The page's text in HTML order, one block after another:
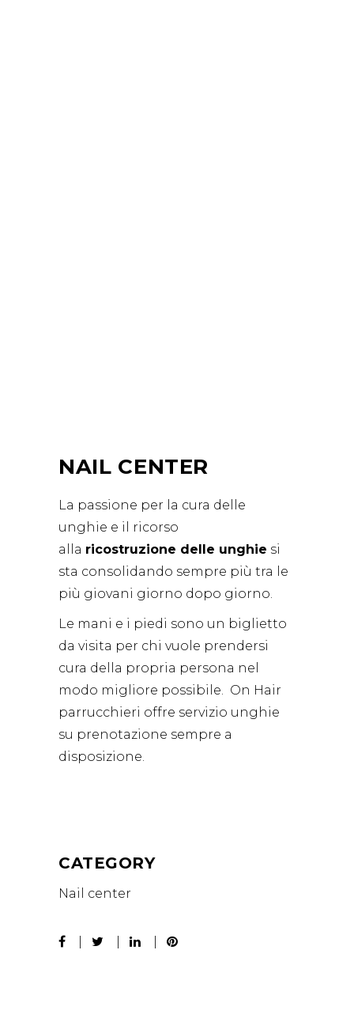
NAIL CENTER
La passione per la cura delle
unghie e il ricorso
alla ricostruzione delle unghie si
sta consolidando sempre più tra le
più giovani giorno dopo giorno.
Le mani e i piedi sono un biglietto
da visita per chi vuole prendersi
cura della propria persona nel
modo migliore possibile. On Hair
parrucchieri offre servizio unghie
su prenotazione sempre a
disposizione.
CATEGORY
Nail center